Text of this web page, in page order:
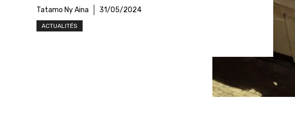
Tatamo Ny Aina 31/05/2024
ACTUALITÉS